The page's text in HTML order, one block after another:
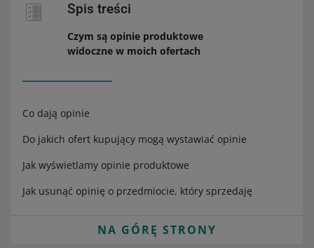
Spis treści
Czym są opinie produktowe
widoczne w moich ofertach
Co dają opinie
Do jakich ofert kupujący mogą wystawiać opinie
Jak wyświetlamy opinie produktowe
Jak usunąć opinię o przedmiocie, który sprzedaję
NA GÓRĘ STRONY